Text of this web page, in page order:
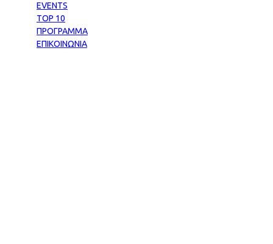
EVENTS
TOP 10
ΠΡΟΓΡΑΜΜΑ
ΕΠΙΚΟΙΝΩΝΙΑ